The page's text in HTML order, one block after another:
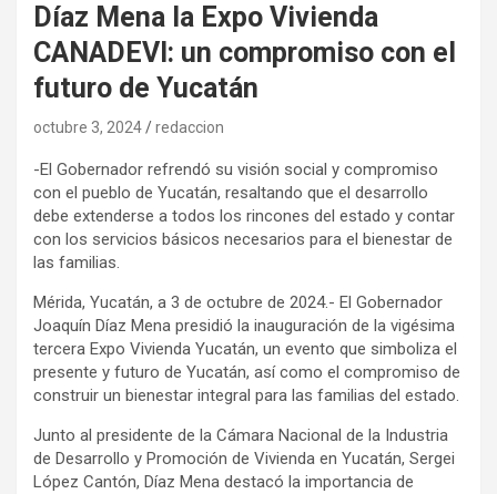
Díaz Mena la Expo Vivienda
CANADEVI: un compromiso con el
futuro de Yucatán
octubre 3, 2024 redaccion
-El Gobernador refrendó su visión social y compromiso
con el pueblo de Yucatán, resaltando que el desarrollo
debe extenderse a todos los rincones del estado y contar
con los servicios básicos necesarios para el bienestar de
las familias.
Mérida, Yucatán, a 3 de octubre de 2024.- El Gobernador
Joaquín Díaz Mena presidió la inauguración de la vigésima
tercera Expo Vivienda Yucatán, un evento que simboliza el
presente y futuro de Yucatán, así como el compromiso de
construir un bienestar integral para las familias del estado.
Junto al presidente de la Cámara Nacional de la Industria
de Desarrollo y Promoción de Vivienda en Yucatán, Sergei
López Cantón, Díaz Mena destacó la importancia de